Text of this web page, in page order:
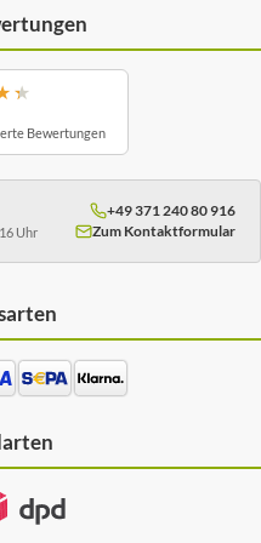
★
Bewertungen
Uhr
+49 371 240 80 916
Zum Kontaktformular